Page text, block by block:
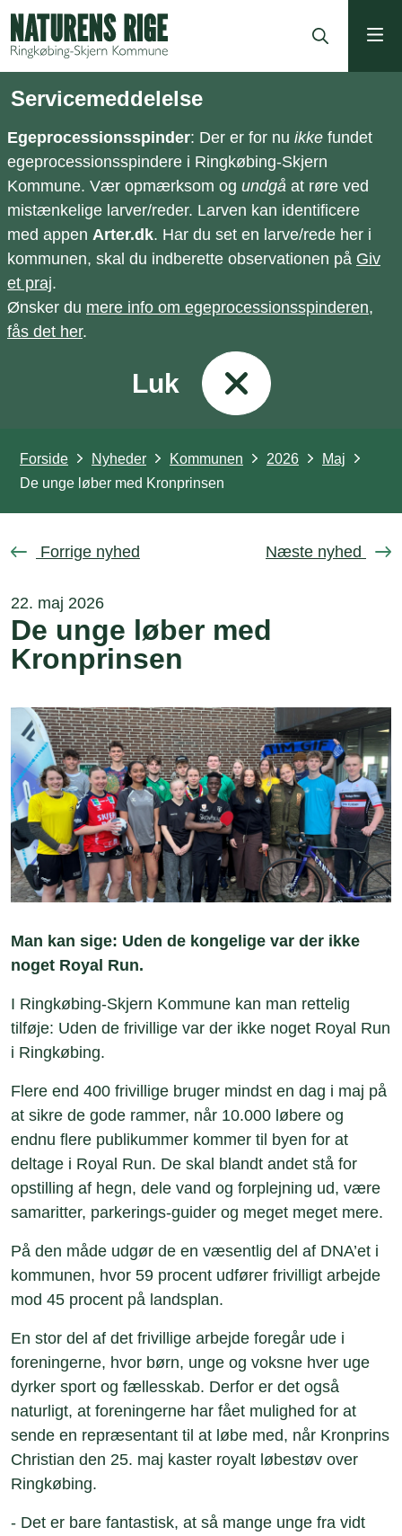
Servicemeddelelse
Egeprocessionsspinder: Der er for nu ikke fundet
egeprocessionsspindere i Ringkøbing-Skjern
Kommune. Vær opmærksom og undgå at røre ved
mistænkelige larver/reder. Larven kan identificere
med appen Arter.dk. Har du set en larve/rede her i
kommunen, skal du indberette observationen på Giv
et praj.
Ønsker du mere info om egeprocessionsspinderen,
fås det her.
Luk
Forside Nyheder Kommunen 2026
Maj
De unge løber med Kronprinsen
Forrige nyhed Næste nyhed
22. maj 2026
De unge løber med
Kronprinsen
Man kan sige: Uden de kongelige var der ikke
noget Royal Run.
I Ringkøbing-Skjern Kommune kan man rettelig
tilføje: Uden de frivillige var der ikke noget Royal Run
i Ringkøbing.
Flere end 400 frivillige bruger mindst en dag i maj på
at sikre de gode rammer, når 10.000 løbere og
endnu flere publikummer kommer til byen for at
deltage i Royal Run. De skal blandt andet stå for
opstilling af hegn, dele vand og forplejning ud, være
samaritter, parkerings-guider og meget meget mere.
På den måde udgør de en væsentlig del af DNA’et i
kommunen, hvor 59 procent udfører frivilligt arbejde
mod 45 procent på landsplan.
En stor del af det frivillige arbejde foregår ude i
foreningerne, hvor børn, unge og voksne hver uge
dyrker sport og fællesskab. Derfor er det også
naturligt, at foreningerne har fået mulighed for at
sende en repræsentant til at løbe med, når Kronprins
Christian den 25. maj kaster royalt løbestøv over
Ringkøbing.
- Det er bare fantastisk, at så mange unge fra vidt